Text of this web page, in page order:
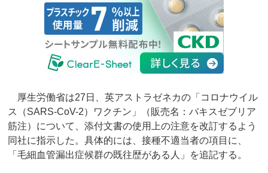
厚生労働省は27日、英アストラゼネカの「コロナウイル
ス（SARS-CoV-2）ワクチン」（販売名：バキスゼブリア
筋注）について、添付文書の使用上の注意を改訂するよう
同社に指示した。具体的には、接種不適当者の項目に、
「毛細血管漏出症候群の既往歴がある人」を追記する。